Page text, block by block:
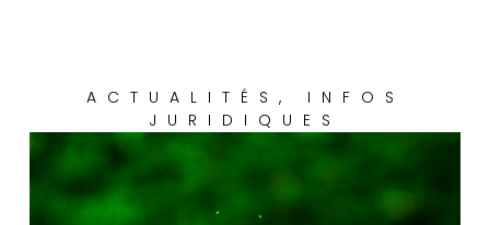
ACTUALITÉS , INFOS
JURIDIQUES